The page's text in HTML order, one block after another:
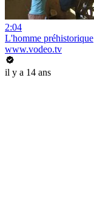
2:04
L'homme préhistorique
www.vodeo.tv
il y a 14 ans